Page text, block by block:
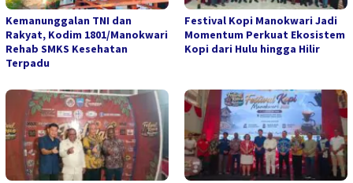
Kemanunggalan TNI dan
Rakyat, Kodim 1801/Manokwari
Rehab SMKS Kesehatan
Terpadu
Festival Kopi Manokwari Jadi
Momentum Perkuat Ekosistem
Kopi dari Hulu hingga Hilir